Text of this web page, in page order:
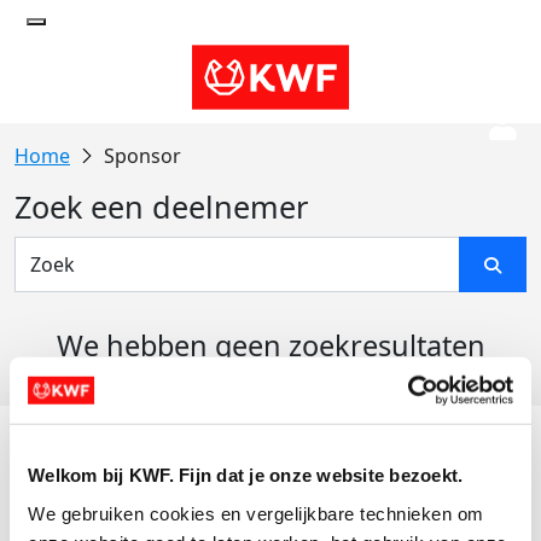
Welkom bij KWF. Fijn dat je onze website bezoekt.
We gebruiken cookies en vergelijkbare technieken om
Sponsor
Zoek een deelnemer
We hebben geen zoekresultaten
Actiematerialen
Evenementen